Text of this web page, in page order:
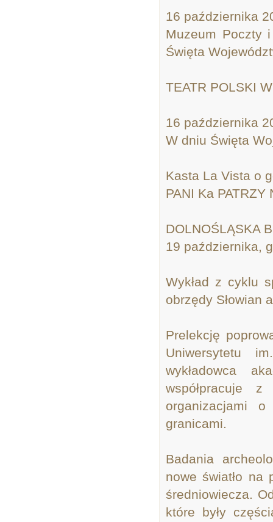
16 października
Muzeum Poczty
Święta
TEATR POLSKI
16 października
W dniu Święta
Kasta La Vista o
PANI Ka
DOLNOŚLĄSKA
19 października,
Wykład z cyklu
obrzędy Słowian
Prelekcję
Uniwersytetu
wykładowca
współpracuje
organizacjami
granicami.
Badania
nowe światło na
średniowiecza.
które były